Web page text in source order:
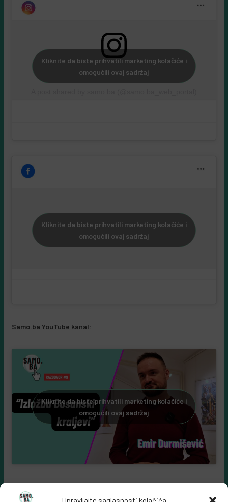
Kliknite da biste prihvatili marketing kolačiće i
omogućili ovaj sadržaj
Kliknite da biste prihvatili marketing kolačiće i
omogućili ovaj sadržaj
Samo.ba YouTube kanal:
Kliknite da biste prihvatili marketing kolačiće i
omogućili ovaj sadržaj